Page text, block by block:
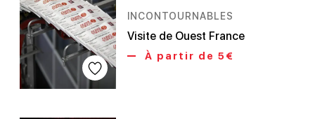
INCONTOURNABLES
Visite de Ouest France
À partir de 5€